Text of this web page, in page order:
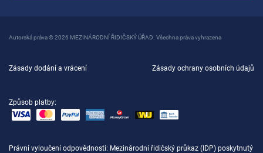
Autorská práva © 2026 MEZINÁRODNÍ ŘIDIČSKÝ ÚŘAD. Všechna práva vyhrazena
Zásady dodání a vrácení Zásady ochrany osobních údajů
Způsob platby:
Právní vyloučení odpovědnosti: Mezinárodní řidičský průkaz (IDP) poskytnutý